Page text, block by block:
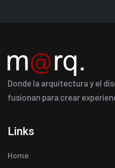
Donde la arquitectura y el
fusionan para crear
Links
Home